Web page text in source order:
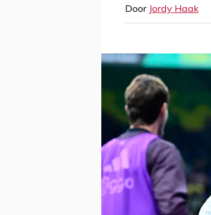
Door Jordy Haak